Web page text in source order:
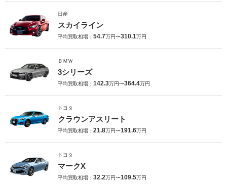
日産
スカイライン
平均買取相場： 54.7万円〜310.1万円
ＢＭＷ
3シリーズ
平均買取相場： 142.3万円〜364.4万円
トヨタ
クラウンアスリート
平均買取相場： 21.8万円〜191.6万円
トヨタ
マークX
平均買取相場： 32.2万円〜109.5万円